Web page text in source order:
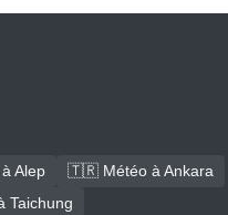
Alep
🇹🇷 Météo à Ankara